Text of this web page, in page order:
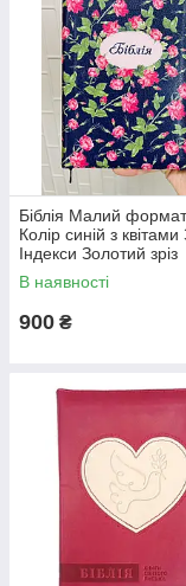
Біблія Малий
Колір синій з
Індекси Золотий зріз
В наявності
900 ₴